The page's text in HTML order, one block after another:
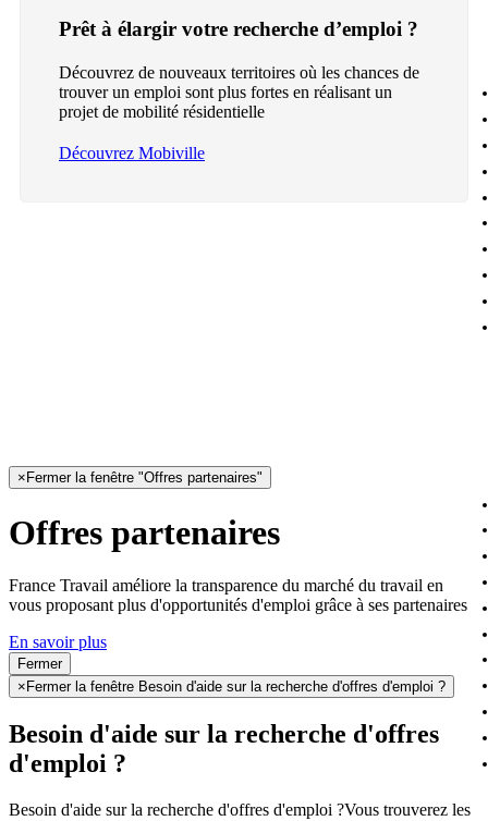
Prêt à élargir votre recherche d’emploi ?
Découvrez de nouveaux territoires où les chances de
trouver un emploi sont plus fortes en réalisant un
projet de mobilité résidentielle
Découvrez Mobiville
× Fermer la fenêtre "Offres partenaires"
Offres partenaires
France Travail améliore la transparence du marché du travail en
vous proposant plus d'opportunités d'emploi grâce à ses partenaires
En savoir plus
Fermer
× Fermer la fenêtre Besoin d'aide sur la recherche d'offres d'emploi ?
Besoin d'aide sur la recherche d'offres
d'emploi ?
Besoin d'aide sur la recherche d'offres d'emploi ?Vous trouverez les